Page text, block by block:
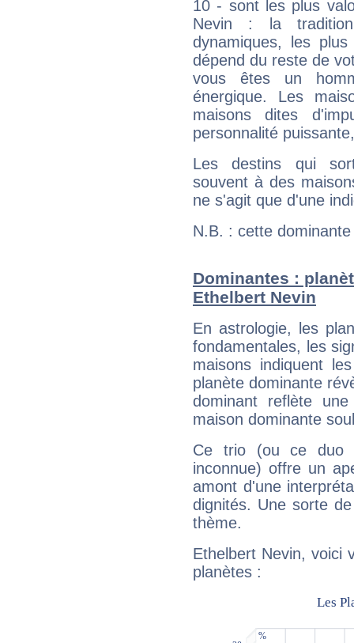
10 - sont les plus
Nevin : la
dynamiques, les
dépend du reste de
vous êtes un
énergique. Les
maisons dites
personnalité
Les destins qui
souvent à des
ne s'agit que d'une
N.B. : cette
Dominantes :
Ethelbert Nevin
En astrologie, les
fondamentales, les
maisons indiquent
planète dominante
dominant reflète
maison dominante
Ce trio (ou ce duo
inconnue) offre un
amont d'une
dignités. Une sorte
thème.
Ethelbert Nevin, voici
planètes :